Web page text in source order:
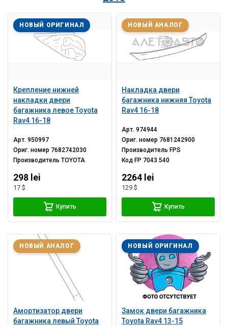
Крепление нижней
накладки двери
багажника левое Toyota
Rav4 16-18
НОВЫЙ ОРИГИНАЛ
Арт.950997
Ориг. номер 7682742030
ПроизводительTOYOTA
298 lei
17 $
Купить
Накладка двери
багажника нижняя Toyota
Rav4 16-18
НОВЫЙ АНАЛОГ
Арт.974944
Ориг. номер 7681242900
ПроизводительFPS
КодFP 7043 540
2264 lei
129 $
Купить
Амортизатор двери
багажника левый Toyota
НОВЫЙ АНАЛОГ
Замок двери багажника
Toyota Rav4 13-15
НОВЫЙ ОРИГИНАЛ